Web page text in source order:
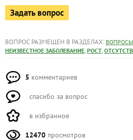
Задать вопрос
ВОПРОС РАЗМЕЩЕН В РАЗДЕЛАХ: ВОПРОСЫ
НЕИЗВЕСТНОЕ ЗАБОЛЕВАНИЕ, РОСТ,
5 комментариев
спасибо за вопрос
в избранное
12470 просмотров